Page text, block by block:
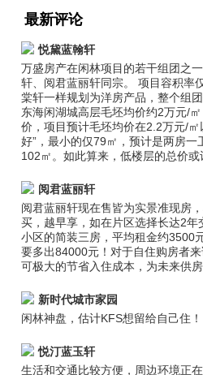
最新评论
悦黛蓝翰轩
万盛房产在闲林项目的若干组团之
轩、阅君蓝丽轩同宗。 项目容积率
棠轩一样规划为洋房产品，整个组
东海闲湖城高层毛坯均价约2万元/
价，项目预计毛坯均价在2.2万元/㎡
好”，最小的仅79㎡，预计是两房一
102㎡。如此算来，低楼层的总价或
阅君蓝丽轩
阅君蓝丽轩现在售皆为实景准现房
买，越早享，如在片区选择长达2
小区的简装三房，平均租金约3500
要多出84000元！对于自住购房者
可极大的节省入住成本，为未来供房
新时代城市家园
闲林神盘，估计KFS想留给自己住！
悦汀蓝玉轩
生活和交通比较方便，周边环境正